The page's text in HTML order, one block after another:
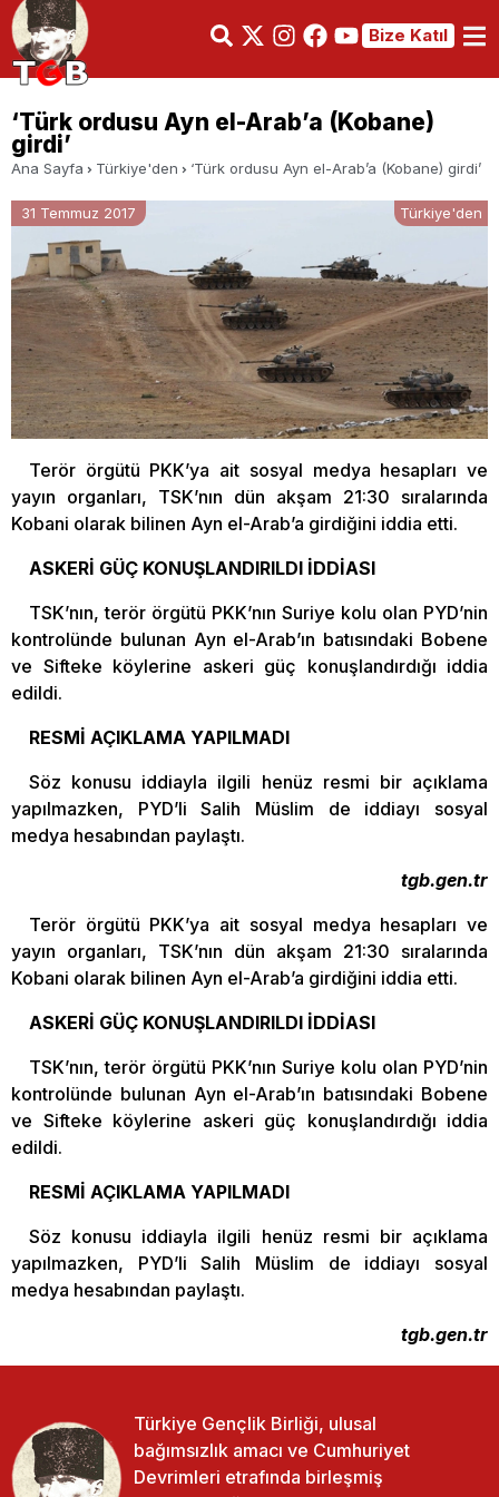
Bize Katıl
‘Türk ordusu Ayn el-Arab’a (Kobane)
girdi’
Ana Sayfa Türkiye'den ‘Türk ordusu Ayn el-Arab’a (Kobane) girdi’
31 Temmuz 2017 Türkiye'den
Terör örgütü PKK’ya ait sosyal medya hesapları ve
yayın organları, TSK’nın dün akşam 21:30 sıralarında
Kobani olarak bilinen Ayn el-Arab’a girdiğini iddia etti.
ASKERİ GÜÇ KONUŞLANDIRILDI İDDİASI
TSK’nın, terör örgütü PKK’nın Suriye kolu olan PYD’nin
kontrolünde bulunan Ayn el-Arab’ın batısındaki Bobene
ve Sifteke köylerine askeri güç konuşlandırdığı iddia
edildi.
RESMİ AÇIKLAMA YAPILMADI
Söz konusu iddiayla ilgili henüz resmi bir açıklama
yapılmazken, PYD’li Salih Müslim de iddiayı sosyal
medya hesabından paylaştı.
tgb.gen.tr
Terör örgütü PKK’ya ait sosyal medya hesapları ve
yayın organları, TSK’nın dün akşam 21:30 sıralarında
Kobani olarak bilinen Ayn el-Arab’a girdiğini iddia etti.
ASKERİ GÜÇ KONUŞLANDIRILDI İDDİASI
TSK’nın, terör örgütü PKK’nın Suriye kolu olan PYD’nin
kontrolünde bulunan Ayn el-Arab’ın batısındaki Bobene
ve Sifteke köylerine askeri güç konuşlandırdığı iddia
edildi.
RESMİ AÇIKLAMA YAPILMADI
Söz konusu iddiayla ilgili henüz resmi bir açıklama
yapılmazken, PYD’li Salih Müslim de iddiayı sosyal
medya hesabından paylaştı.
tgb.gen.tr
Türkiye Gençlik Birliği, ulusal
bağımsızlık amacı ve Cumhuriyet
Devrimleri etrafında birleşmiş